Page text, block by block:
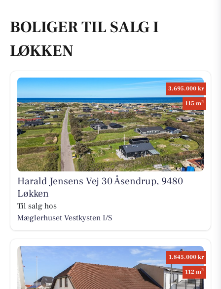
BOLIGER TIL SALG I
LØKKEN
3.695.000 kr
115 m2
Harald Jensens Vej 30 Åsendrup, 9480
Løkken
Til salg hos
Mæglerhuset Vestkysten I/S
1.845.000 kr
112 m2